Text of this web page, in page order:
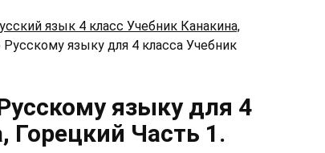
язык 4 класс Учебник Канакина,
языку для 4 класса Учебник
языку для 4
Горецкий Часть 1.